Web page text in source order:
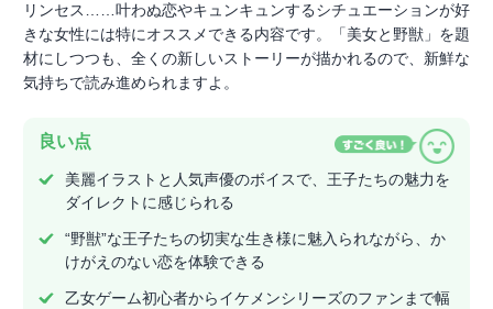
リンセス……叶わぬ恋やキュンキュンするシチュエーションが好
きな女性には特にオススメできる内容です。「美女と野獣」を題
材にしつつも、全くの新しいストーリーが描かれるので、新鮮な
気持ちで読み進められますよ。
良い点
美麗イラストと人気声優のボイスで、王子たちの魅力を
ダイレクトに感じられる
“野獣”な王子たちの切実な生き様に魅入られながら、か
けがえのない恋を体験できる
乙女ゲーム初心者からイケメンシリーズのファンまで幅